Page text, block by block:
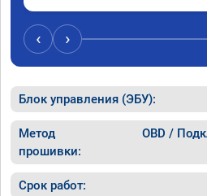
‹ ›
Блок управления (ЭБУ):
Метод
прошивки:
OBD /
Срок работ: